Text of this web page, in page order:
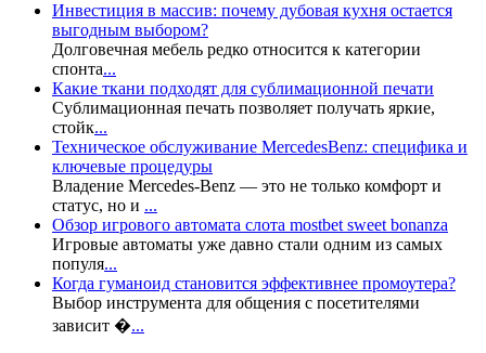
Инвестиция в массив: почему дубовая кухня остается
выгодным выбором?
Долговечная мебель редко относится к категории
спонта...
Какие ткани подходят для сублимационной печати
Сублимационная печать позволяет получать яркие,
стойк...
Техническое обслуживание MercedesBenz: специфика и
ключевые процедуры
Владение Mercedes-Benz — это не только комфорт и
статус, но и ...
Обзор игрового автомата слота mostbet sweet bonanza
Игровые автоматы уже давно стали одним из самых
популя...
Когда гуманоид становится эффективнее промоутера?
Выбор инструмента для общения с посетителями
зависит �...